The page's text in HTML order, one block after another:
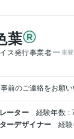
葉
ス発行事業者 未
前のご連絡をお願い
ーター 経験年数 :
ーデザイナー 経